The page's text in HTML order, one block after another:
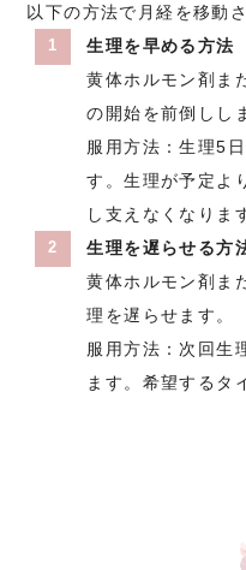
以下の方法で月経を移動
生理を早める方法
黄体ホルモン剤ま
の開始を前倒しし
服用方法：生理5
す。生理が予定よ
し支えなくなりま
生理を遅らせる方
黄体ホルモン剤ま
理を遅らせます。
服用方法：次回生
ます。希望するタ